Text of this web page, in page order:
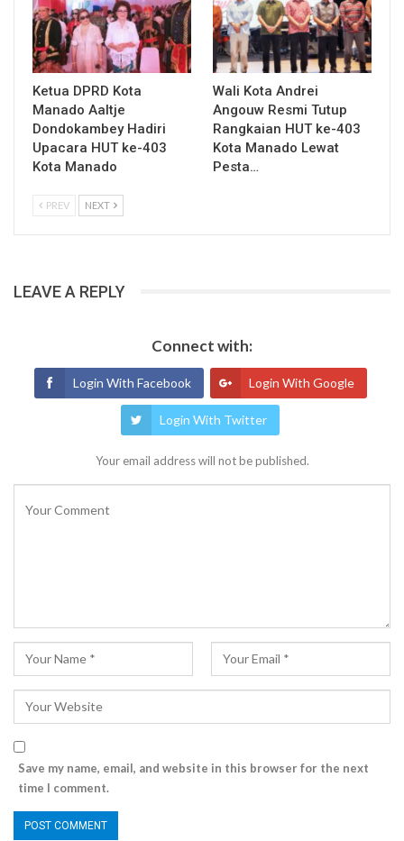
Ketua DPRD Kota
Manado Aaltje
Dondokambey Hadiri
Upacara HUT ke-403
Kota Manado
Wali Kota Andrei
Angouw Resmi Tutup
Rangkaian HUT ke-403
Kota Manado Lewat
Pesta…
PREV NEXT
LEAVE A REPLY
Connect with:
Login With Facebook Login With Google
Login With Twitter
Your email address will not be published.
Save my name, email, and website in this browser for the next
time I comment.